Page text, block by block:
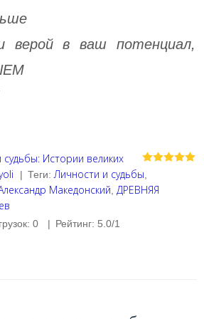
верой в ваш потенциал,
Истории великих
| Теги: Личности и судьбы
Македонский ДРЕВНЯЯ
: 0 | Рейтинг: 5.0/1